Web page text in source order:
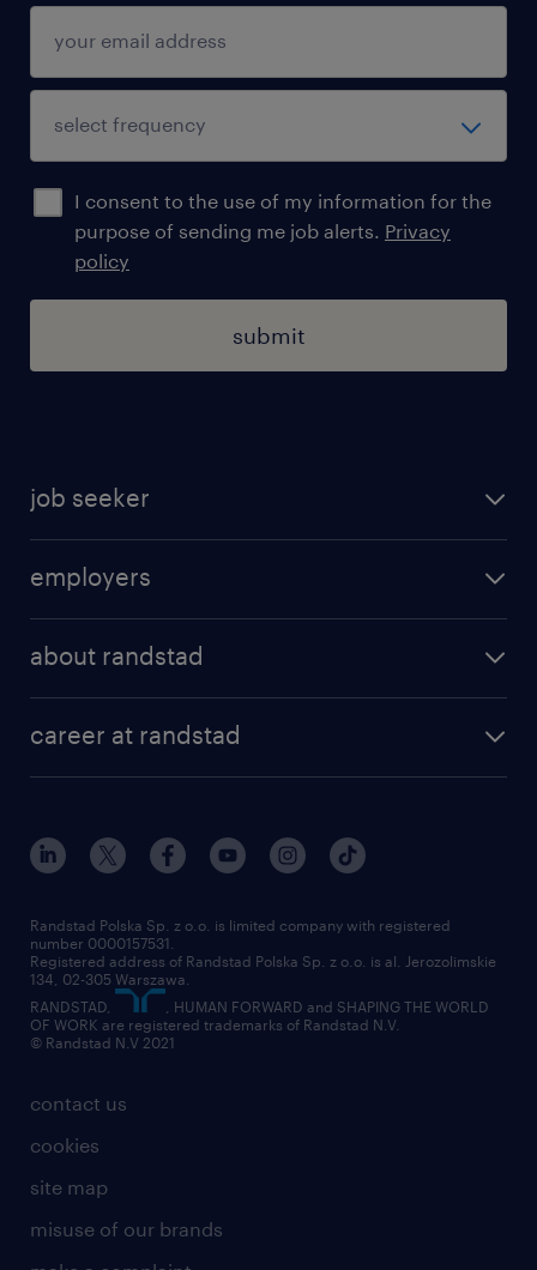
I consent to the use of my information for the
purpose of sending me job alerts. Privacy
policy
submit
job seeker
areas of expertise
work for Amazon
employers
about randstad
for suppliers
career at randstad
our world
work at randstad
submit your CV
contact us
cookies
site map
misuse of our brands
Randstad Polska Sp. z o.o. is limited company with registered
number 0000157531.
Registered address of Randstad Polska Sp. z o.o. is al. Jerozolimskie
134, 02-305 Warszawa.
RANDSTAD,
, HUMAN FORWARD and SHAPING THE WORLD
OF WORK are registered trademarks of Randstad N.V.
© Randstad N.V 2021